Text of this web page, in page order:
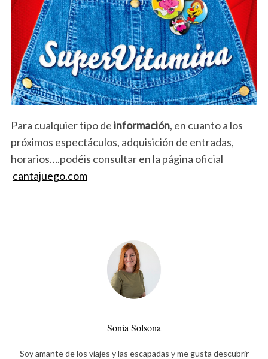
Para cualquier tipo deinformación, en cuanto a los
próximos espectáculos, adquisición de entradas,
horarios….podéis consultar en la página oficial
cantajuego.com
Sonia Solsona
Soy amante de los viajes y las escapadas y me gusta descubrir